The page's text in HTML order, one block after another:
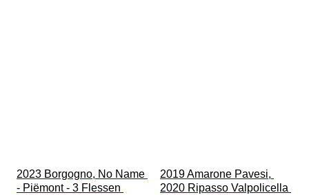
2023 Borgogno, No Name
- Piëmont - 3 Flessen
2019 Amarone Pavesi,
2020 Ripasso Valpolicella